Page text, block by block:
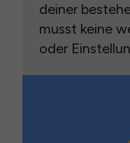
deiner
musst keine
oder